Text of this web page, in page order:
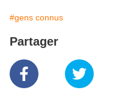
#gens connus
Partager